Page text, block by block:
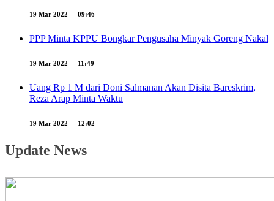
19 Mar 2022 - 09:46
PPP Minta KPPU Bongkar Pengusaha Minyak Goreng Nakal
19 Mar 2022 - 11:49
Uang Rp 1 M dari Doni Salmanan Akan Disita Bareskrim,
Reza Arap Minta Waktu
19 Mar 2022 - 12:02
Update News